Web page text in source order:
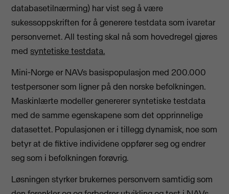
databasetilnærming) har vist seg å være
sukessoppskriften for å generere testdata som ivaretar
personvernet. All testing skal nå som hovedregel gjøres
medsyntetiske testdata.
Mini-Norge er NAVs basispopulasjon med 200.000
testpersoner som ligner på den norske befolkningen.
Maskinlærte modeller genererer syntetiske testdata
med de samme egenskapene som det opprinnelige
datasettet. Populasjonen er i tillegg dynamisk, noe som
betyr at de fiktive individene oppfører seg og endrer
seg som i befolkningen forøvrig.
Løsningen styrker brukernes personvern samtidig som